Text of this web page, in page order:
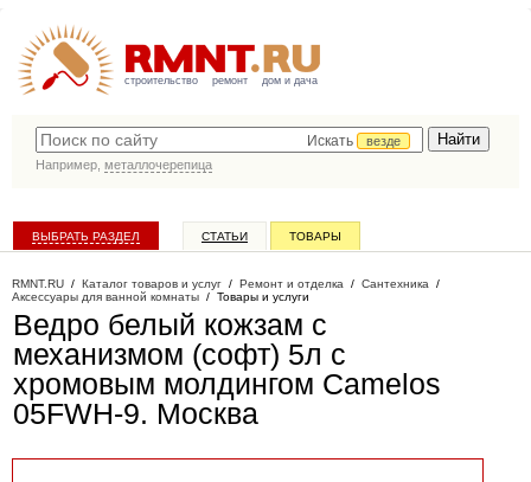
строительство ремонт дом и дача
Искать
везде
Например, металлочерепица
ВЫБРАТЬ РАЗДЕЛ СТАТЬИ ТОВАРЫ
RMNT.RU / Каталог товаров и услуг / Ремонт и отделка / Сантехника /
Аксессуары для ванной комнаты / Товары и услуги
Ведро белый кожзам с
механизмом (софт) 5л c
хромовым молдингом Camelos
05FWH-9. Москва